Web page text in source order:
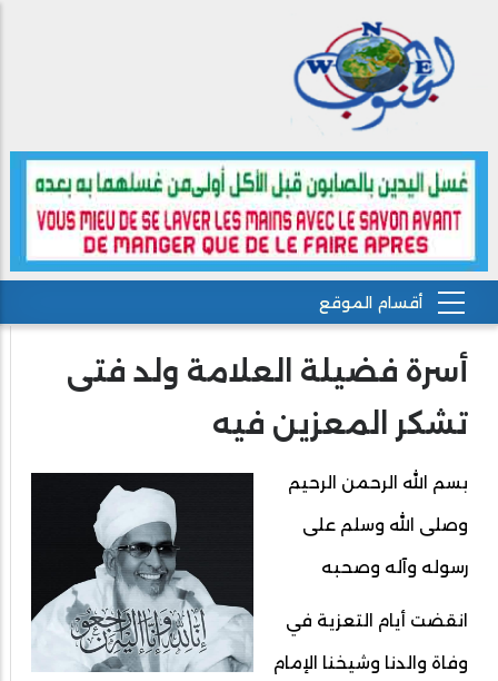
أسرة فضيلة العلامة ولد فتى
تشكر المعزين فيه
بسم الله الرحمن الرحيم
وصلى الله وسلم على
رسوله وآله وصحبه
انقضت أيام التعزية في
وفاة والدنا وشيخنا الإمام